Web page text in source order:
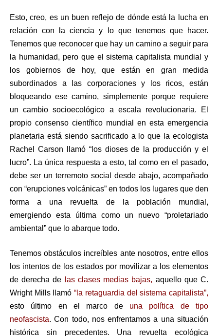
Esto, creo, es un buen reflejo de dónde está la lucha en
relación con la ciencia y lo que tenemos que hacer.
Tenemos que reconocer que hay un camino a seguir para
la humanidad, pero que el sistema capitalista mundial y
los gobiernos de hoy, que están en gran medida
subordinados a las corporaciones y los ricos, están
bloqueando ese camino, simplemente porque requiere
un cambio socioecológico a escala revolucionaria. El
propio consenso científico mundial en esta emergencia
planetaria está siendo sacrificado a lo que la ecologista
Rachel Carson llamó “los dioses de la producción y el
lucro”. La única respuesta a esto, tal como en el pasado,
debe ser un terremoto social desde abajo, acompañado
con “erupciones volcánicas” en todos los lugares que den
forma a una revuelta de la población mundial,
emergiendo esta última como un nuevo “proletariado
ambiental” que lo abarque todo.
Tenemos obstáculos increíbles ante nosotros, entre ellos
los intentos de los estados por movilizar a los elementos
de derecha de
las clases medias bajas, aquello que C.
Wright Mills llamó“la retaguardia del sistema capitalista”,
esto último en el marco de una política de tipo
neofascista. Con todo, nos enfrentamos a una situación
histórica sin precedentes. Una revuelta ecológica